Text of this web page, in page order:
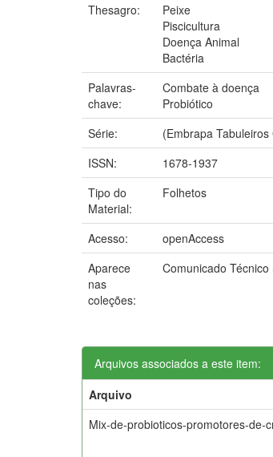
Thesagro:
Peixe
Piscicultura
Doença Animal
Bactéria
Palavras-
chave:
Combate à doença
Probiótico
Série:
(Embrapa
ISSN:
1678-1937
Tipo do
Material:
Folhetos
Acesso:
openAccess
Aparece
nas
coleções:
Comunicado Técnico
Arquivos associados a este item:
Arquivo
Mix-de-probioticos-promotores-de-